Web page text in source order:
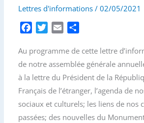
Lettres d'informations /02/05/2021
c
e
b
o
k
i
t
t
e
a
i
l
r
t
a
e
r
Au programme de cette lettre
de notre assemblée générale
à la lettre du Président de la
Français de l’étranger, l’agenda de
sociaux et culturels; les liens de nos
passées; des nouvelles du